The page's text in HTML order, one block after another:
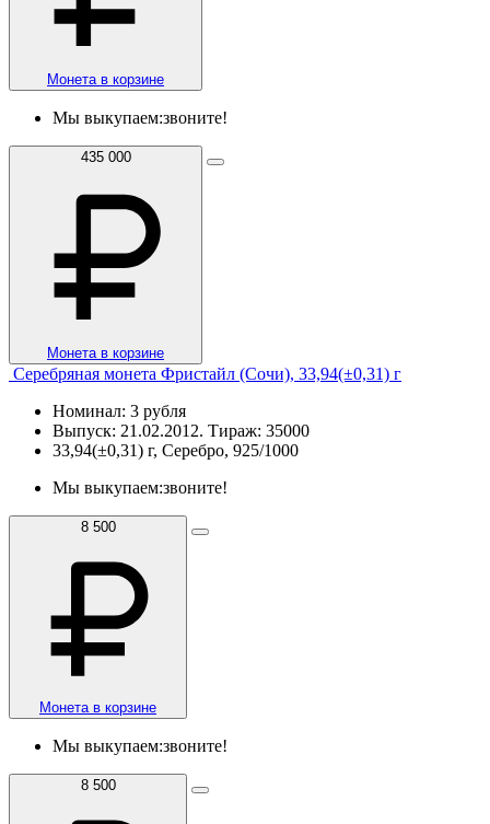
Монета в корзине
Мы выкупаем:звоните!
435 000
Монета в корзине
Серебряная монета Фристайл (Сочи), 33,94(±0,31) г
Номинал: 3 рубля
Выпуск: 21.02.2012. Тираж: 35000
33,94(±0,31) г, Серебро, 925/1000
Мы выкупаем:звоните!
8 500
Монета в корзине
Мы выкупаем:звоните!
8 500